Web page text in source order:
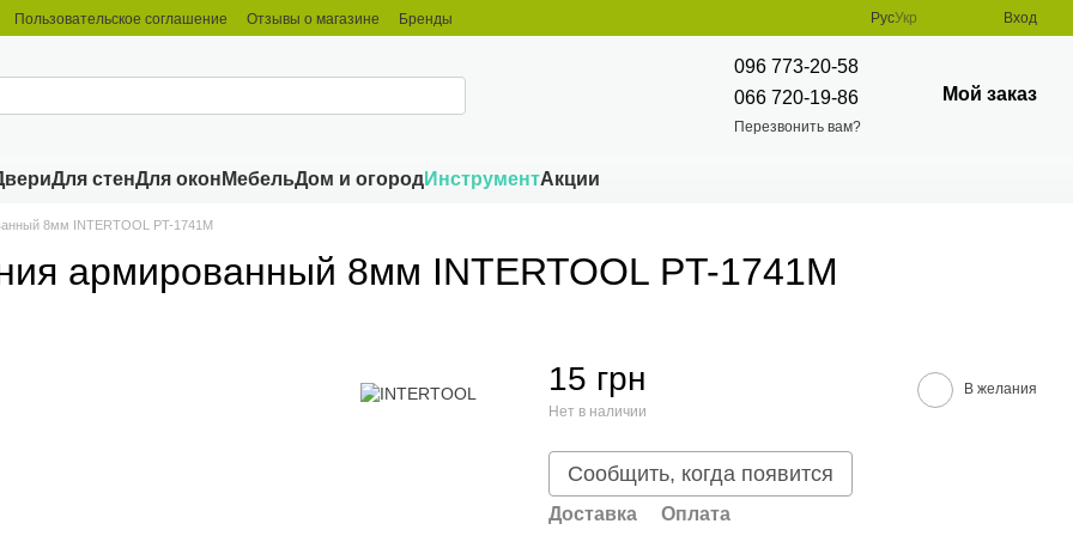
Пользовательское соглашение Отзывы о магазине Бренды РусУкр Вход
096 773-20-58
066 720-19-86
Перезвонить вам?
Мой заказ
Для стенДля окон МебельДом и огородИнструментАкции
8мм INTERTOOL PT-1741M
армированный 8мм INTERTOOL PT-1741M
15 грн
Нет в наличии
В желания
Сообщить, когда появится
Доставка Оплата